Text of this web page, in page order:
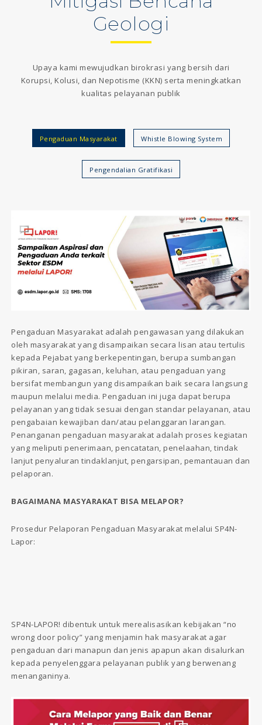
Geologi
Upaya kami mewujudkan birokrasi yang bersih dari
Korupsi, Kolusi, dan Nepotisme (KKN) serta meningkatkan
kualitas pelayanan publik
Pengaduan Masyarakat Whistle Blowing System
Pengendalian Gratifikasi
Pengaduan Masyarakat adalah pengawasan yang dilakukan
oleh masyarakat yang disampaikan secara lisan atau tertulis
kepada Pejabat yang berkepentingan, berupa sumbangan
pikiran, saran, gagasan, keluhan, atau pengaduan yang
bersifat membangun yang disampaikan baik secara langsung
maupun melalui media. Pengaduan ini juga dapat berupa
pelayanan yang tidak sesuai dengan standar pelayanan, atau
pengabaian kewajiban dan/atau pelanggaran larangan.
Penanganan pengaduan masyarakat adalah proses kegiatan
yang meliputi penerimaan, pencatatan, penelaahan, tindak
lanjut penyaluran tindaklanjut, pengarsipan, pemantauan dan
pelaporan.
BAGAIMANA MASYARAKAT BISA MELAPOR?
Prosedur Pelaporan Pengaduan Masyarakat melalui SP4N-
Lapor:
SP4N-LAPOR! dibentuk untuk merealisasikan kebijakan “no
wrong door policy” yang menjamin hak masyarakat agar
pengaduan dari manapun dan jenis apapun akan disalurkan
kepada penyelenggara pelayanan publik yang berwenang
menanganinya.